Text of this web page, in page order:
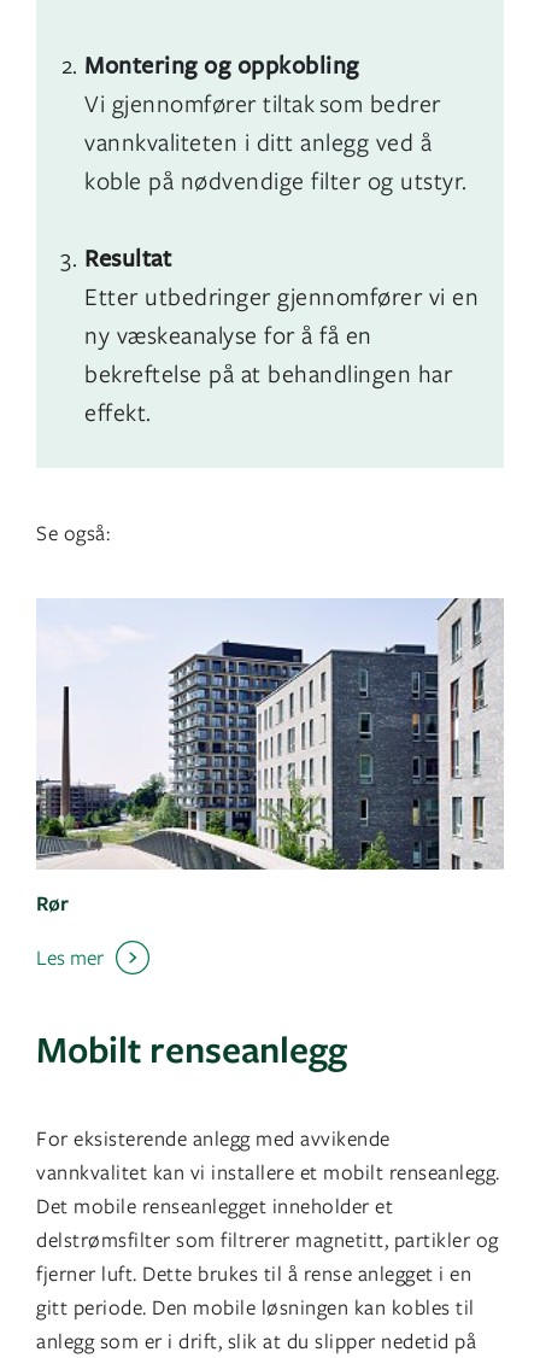
Montering og oppkobling
Vi gjennomfører tiltak som bedrer
vannkvaliteten i ditt anlegg ved å
koble på nødvendige filter og utstyr.
Resultat
Etter utbedringer gjennomfører vi en
ny væskeanalyse for å få en
bekreftelse på at behandlingen har
effekt.
Se også:
Rør
Les mer
Mobilt renseanlegg
For eksisterende anlegg med avvikende
vannkvalitet kan vi installere et mobilt renseanlegg.
Det mobile renseanlegget inneholder et
delstrømsfilter som filtrerer magnetitt, partikler og
fjerner luft. Dette brukes til å rense anlegget i en
gitt periode. Den mobile løsningen kan kobles til
anlegg som er i drift, slik at du slipper nedetid på